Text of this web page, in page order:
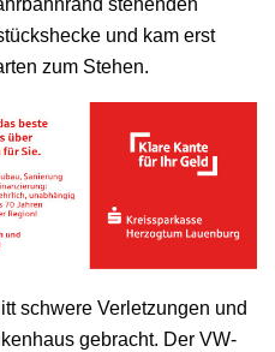
und kam erst
zum Stehen.
schwere Verletzungen und
gebracht. Der VW-